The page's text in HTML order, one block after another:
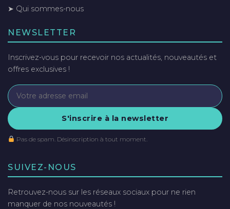
➤ Qui sommes-nous
NEWSLETTER
Inscrivez-vous pour recevoir nos actualités, nouveautés et
offres exclusives !
S'inscrire à la newsletter
Pas de spam. Désinscription à tout moment.
SUIVEZ-NOUS
Retrouvez-nous sur les réseaux sociaux pour ne rien
manquer de nos nouveautés !